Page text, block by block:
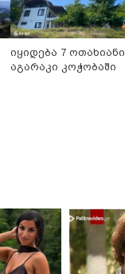
იყიდება 7 ოთახიანი
აგარაკი კოჭობაში